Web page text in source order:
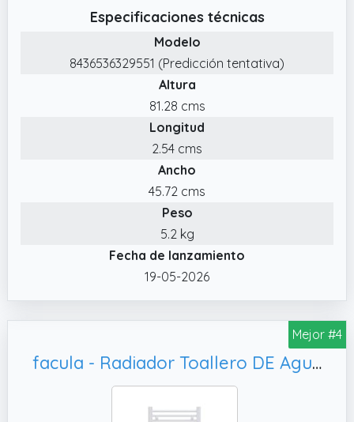
Especificaciones técnicas
Modelo
8436536329551 (Predicción tentativa)
Altura
81.28 cms
Longitud
2.54 cms
Ancho
45.72 cms
Peso
5.2 kg
Fecha de lanzamiento
19-05-2026
Mejor #4
facula - Radiador Toallero DE Agua Ocean Blanco 803x500mm | (NO Eléctrico) | 3 Soportes+purgador | Conexiones 3x1/2